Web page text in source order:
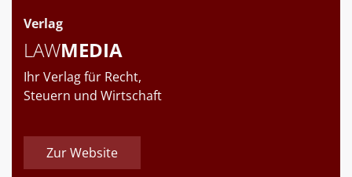
Verlag
LAWMEDIA
Ihr Verlag für Recht,
Steuern und Wirtschaft
Zur Website